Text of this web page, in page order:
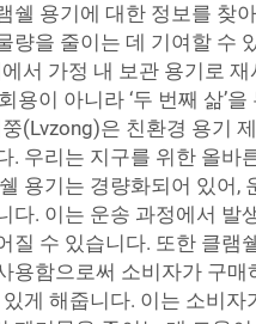
쉘 용기에 대한 정보를 찾
량을 줄이는 데 기여할 수
서 가정 내 보관 용기로
용이 아니라 ‘두 번째 삶’을
(Lvzong)은 친환경 용기
. 우리는 지구를 위한 올바
용기는 경량화되어 있어,
다. 이는 운송 과정에서 발
질 수 있습니다. 또한 클램
용함으로써 소비자가 구매
게 해줍니다. 이는 소비자